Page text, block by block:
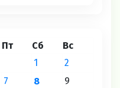
Пт Сб Вс
1
2
7 8
9